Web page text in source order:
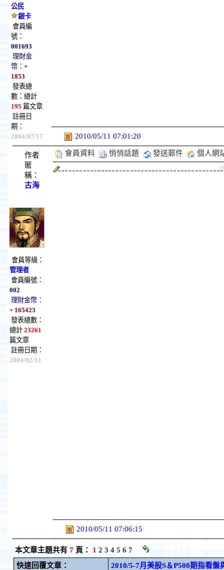
公民
銀卡
會員編
號：
001693
理財金
幣： +
1853
發表總
數：總計
195 篇文章
註冊日
期：
2004/07/17
2010/05/11 07:01:20
作者
匿
稱：
古海
會員等級：
管理者
會員編號：
002
理財金幣：
+ 165423
發表總數：
總計 23261
篇文章
註冊日期：
2004/02/11
會員資料 悄悄話題 發送郵件 個人網
2010/05/11 07:06:15
本文章主題共有 7頁： 1 2 3 4 5 6 7
快速回覆文章：
2010/5-7月美股S＆P500期指看